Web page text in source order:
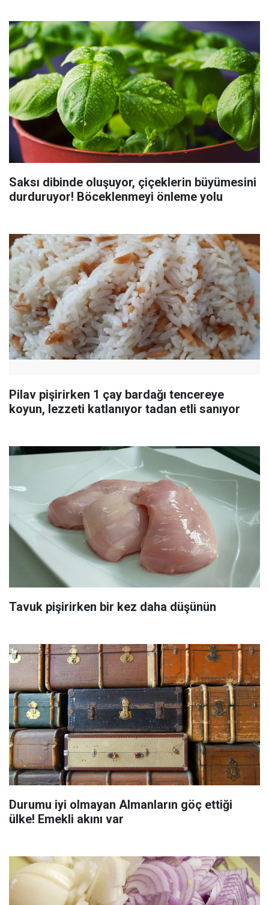
Saksı dibinde oluşuyor, çiçeklerin büyümesini
durduruyor! Böceklenmeyi önleme yolu
Pilav pişirirken 1 çay bardağı tencereye
koyun, lezzeti katlanıyor tadan etli sanıyor
Tavuk pişirirken bir kez daha düşünün
Durumu iyi olmayan Almanların göç ettiği
ülke! Emekli akını var